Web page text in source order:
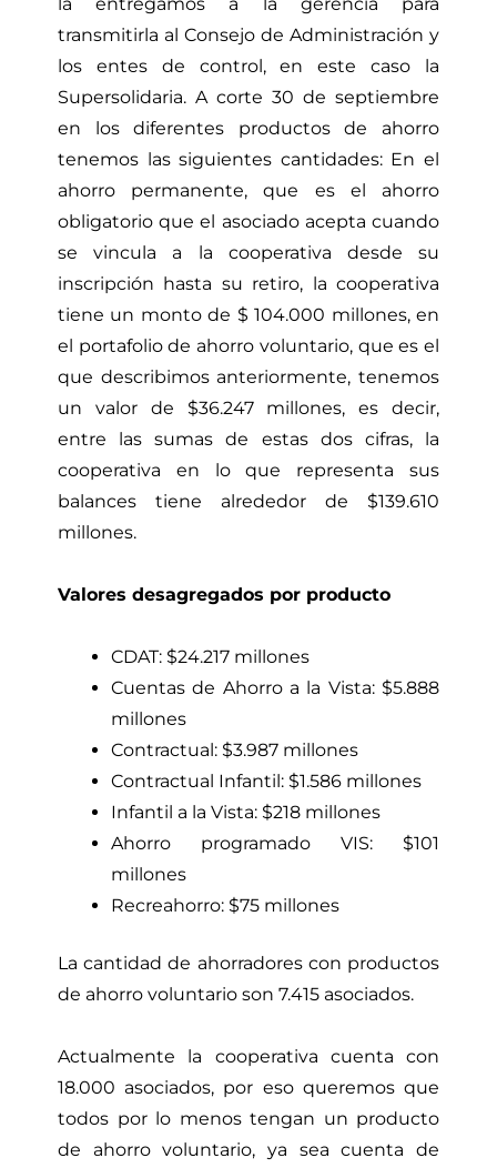
transmitirla al Consejo de Administración y
los entes de control, en este caso la
Supersolidaria. A corte 30 de septiembre
en los diferentes productos de ahorro
tenemos las siguientes cantidades: En el
ahorro permanente, que es el ahorro
obligatorio que el asociado acepta cuando
se vincula a la cooperativa desde su
inscripción hasta su retiro, la cooperativa
tiene un monto de $ 104.000 millones, en
el portafolio de ahorro voluntario, que es el
que describimos anteriormente, tenemos
un valor de $36.247 millones, es decir,
entre las sumas de estas dos cifras, la
cooperativa en lo que representa sus
balances tiene alrededor de $139.610
millones.
Valores desagregados por producto
CDAT: $24.217 millones
Cuentas de Ahorro a la Vista: $5.888
millones
Contractual: $3.987 millones
Contractual Infantil: $1.586 millones
Infantil a la Vista: $218 millones
Ahorro programado VIS: $101
millones
Recreahorro: $75 millones
La cantidad de ahorradores con productos
de ahorro voluntario son 7.415 asociados.
Actualmente la cooperativa cuenta con
18.000 asociados, por eso queremos que
todos por lo menos tengan un producto
de ahorro voluntario, ya sea cuenta de